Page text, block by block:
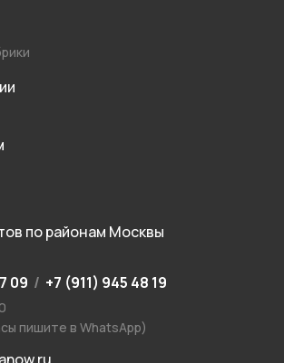
по районам Москвы
09 / +7 (911) 945 48 19
пишите в WhatsApp)